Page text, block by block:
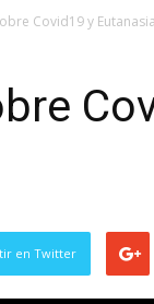
Covid19 y Eutanasia
en Twitter